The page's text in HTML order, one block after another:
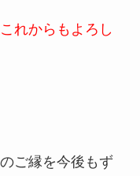
れからもよろし
ご縁を今後もず